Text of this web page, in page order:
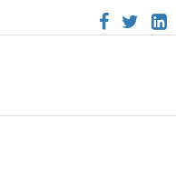
  